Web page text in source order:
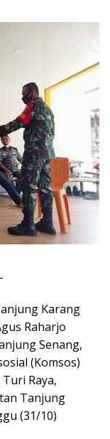
Karang
Raharjo
Senang,
(Komsos)
Raya,
Tanjung
(31/10)